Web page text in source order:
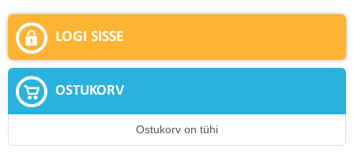
LOGI SISSE
OSTUKORV
Ostukorv on tühi